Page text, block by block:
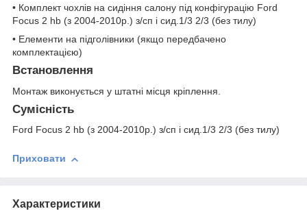
• Комплект чохлів на сидіння салону під конфігурацію Ford
Focus 2 hb (з 2004-2010р.) з/сп і сид.1/3 2/3 (без тилу)
• Елементи на підголівники (якщо передбачено
комплектацією)
Встановлення
Монтаж виконується у штатні місця кріплення.
Сумісність
Ford Focus 2 hb (з 2004-2010р.) з/сп і сид.1/3 2/3 (без тилу)
Приховати
Характеристики